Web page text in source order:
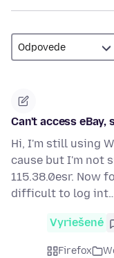
Can't access
Hi, I'm still using
cause but I'm not
115.38.0esr. Now
difficult to log
Vyriešené
Firefox